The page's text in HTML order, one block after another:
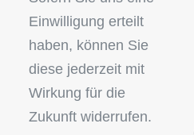
Einwilligung erteilt
haben, können Sie
diese jederzeit mit
Wirkung für die
Zukunft widerrufen.